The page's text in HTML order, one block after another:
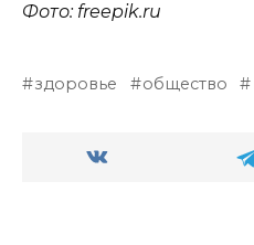
Фото: freepik.ru
здоровье общество